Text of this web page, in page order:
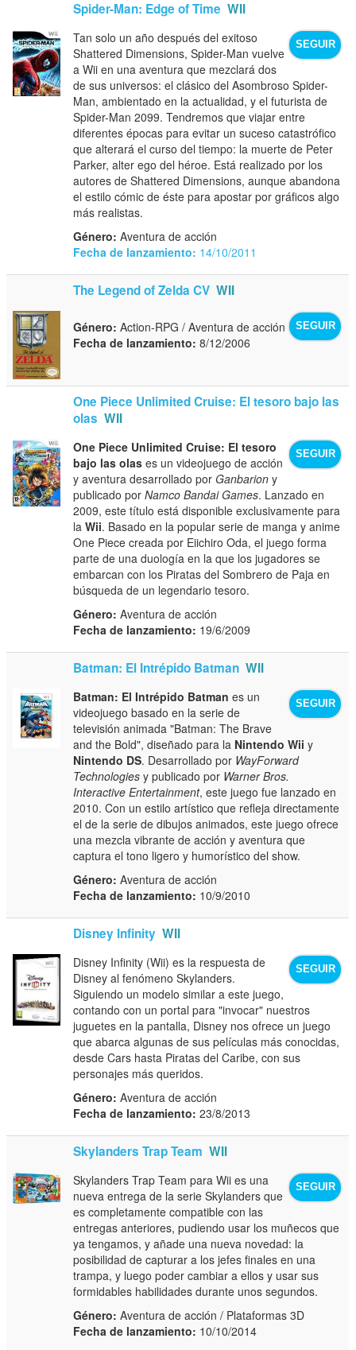
Spider-Man: Edge of Time WII
SEGUIR
Tan solo un año después del exitoso
Shattered Dimensions, Spider-Man vuelve
a Wii en una aventura que mezclará dos
de sus universos: el clásico del Asombroso Spider-
Man, ambientado en la actualidad, y el futurista de
Spider-Man 2099. Tendremos que viajar entre
diferentes épocas para evitar un suceso catastrófico
que alterará el curso del tiempo: la muerte de Peter
Parker, alter ego del héroe. Está realizado por los
autores de Shattered Dimensions, aunque abandona
el estilo cómic de éste para apostar por gráficos algo
más realistas.
Género: Aventura de acción
Fecha de lanzamiento: 14/10/2011
The Legend of Zelda CV WII
SEGUIR
Género: Action-RPG / Aventura de acción
Fecha de lanzamiento: 8/12/2006
One Piece Unlimited Cruise: El tesoro bajo las
olas WII
SEGUIR
One Piece Unlimited Cruise: El tesoro
bajo las olas es un videojuego de acción
y aventura desarrollado porGanbarion y
publicado porNamco Bandai Games. Lanzado en
2009, este título está disponible exclusivamente para
laWii. Basado en la popular serie de manga y anime
One Piece creada por Eiichiro Oda, el juego forma
parte de una duología en la que los jugadores se
embarcan con los Piratas del Sombrero de Paja en
búsqueda de un legendario tesoro.
Género: Aventura de acción
Fecha de lanzamiento: 19/6/2009
Batman: El Intrépido Batman WII
SEGUIR
Batman: El Intrépido Batman es un
videojuego basado en la serie de
televisión animada "Batman: The Brave
and the Bold", diseñado para la Nintendo Wii y
Nintendo DS. Desarrollado por WayForward
Technologies y publicado por Warner Bros.
Interactive Entertainment, este juego fue lanzado en
2010. Con un estilo artístico que refleja directamente
el de la serie de dibujos animados, este juego ofrece
una mezcla vibrante de acción y aventura que
captura el tono ligero y humorístico del show.
Género: Aventura de acción
Fecha de lanzamiento: 10/9/2010
Disney Infinity WII
SEGUIR
Disney Infinity (Wii) es la respuesta de
Disney al fenómeno Skylanders.
Siguiendo un modelo similar a este juego,
contando con un portal para "invocar" nuestros
juguetes en la pantalla, Disney nos ofrece un juego
que abarca algunas de sus películas más conocidas,
desde Cars hasta Piratas del Caribe, con sus
personajes más queridos.
Género: Aventura de acción
Fecha de lanzamiento: 23/8/2013
Skylanders Trap Team WII
SEGUIR
Skylanders Trap Team para Wii es una
nueva entrega de la serie Skylanders que
es completamente compatible con las
entregas anteriores, pudiendo usar los muñecos que
ya tengamos, y añade una nueva novedad: la
posibilidad de capturar a los jefes finales en una
trampa, y luego poder cambiar a ellos y usar sus
formidables habilidades durante unos segundos.
Género: Aventura de acción / Plataformas 3D
Fecha de lanzamiento: 10/10/2014